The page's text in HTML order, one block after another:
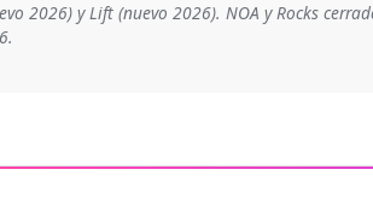
2026) y Lift (nuevo 2026). NOA y Rocks